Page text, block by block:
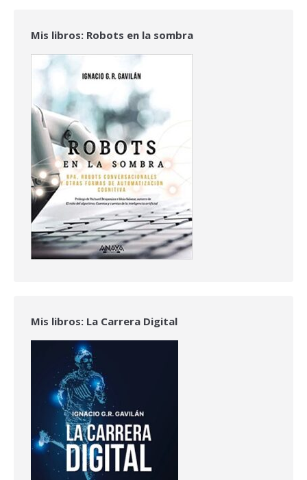
Mis libros: Robots en la sombra
Mis libros: La Carrera Digital